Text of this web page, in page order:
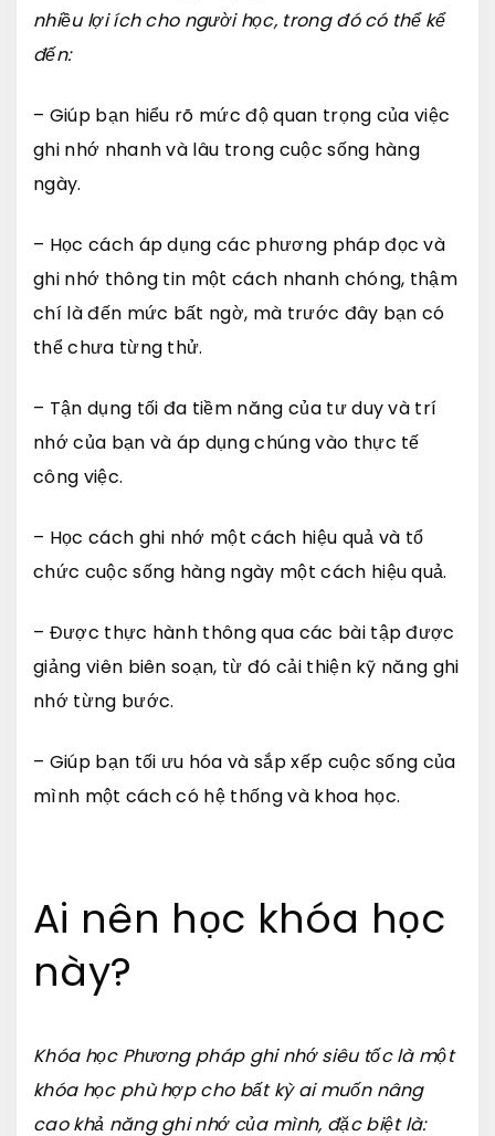
nhiều lợi ích cho người học, trong đó có thể kể
đến:
– Giúp bạn hiểu rõ mức độ quan trọng của việc
ghi nhớ nhanh và lâu trong cuộc sống hàng
ngày.
– Học cách áp dụng các phương pháp đọc và
ghi nhớ thông tin một cách nhanh chóng, thậm
chí là đến mức bất ngờ, mà trước đây bạn có
thể chưa từng thử.
– Tận dụng tối đa tiềm năng của tư duy và trí
nhớ của bạn và áp dụng chúng vào thực tế
công việc.
– Học cách ghi nhớ một cách hiệu quả và tổ
chức cuộc sống hàng ngày một cách hiệu quả.
– Được thực hành thông qua các bài tập được
giảng viên biên soạn, từ đó cải thiện kỹ năng ghi
nhớ từng bước.
– Giúp bạn tối ưu hóa và sắp xếp cuộc sống của
mình một cách có hệ thống và khoa học.
Ai nên học khóa học
này?
Khóa học Phương pháp ghi nhớ siêu tốc là một
khóa học phù hợp cho bất kỳ ai muốn nâng
cao khả năng ghi nhớ của mình, đặc biệt là: